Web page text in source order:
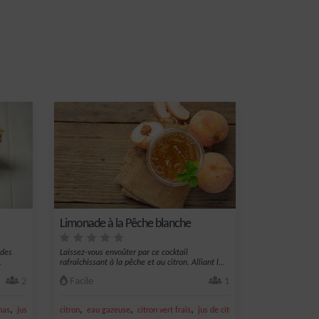
2
, jus de citron vert
Limonade à la Pêche blanche
Laissez-vous envoûter par ce cocktail
rafraîchissant à la pêche et au citron. Alliant l...
Facile 1
citron, eau gazeuse, citron vert frais, jus de citron vert